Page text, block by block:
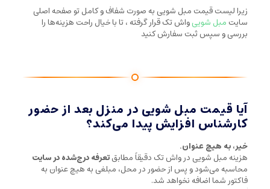
زیرا لیست قیمت مبل شویی به صورت شفاف و کامل تو صفحه اصلی
سایت مبل شوییواش تک قرار گرفته ، تا با خیال راحت هزینه‌ها را
بررسی و سپس ثبت سفارش کنید
آیا قیمت مبل شویی در منزل بعد از حضور
کارشناس افزایش پیدا می‌کند؟
خیر، به هیچ عنوان.
هزینه مبل شویی در واش تک دقیقاً مطابقتعرفه درج‌شده در سایت
محاسبه می‌شود و پس از حضور در محل، مبلغی به هیچ عنوان به
فاکتور شما اضافه نخواهد شد.